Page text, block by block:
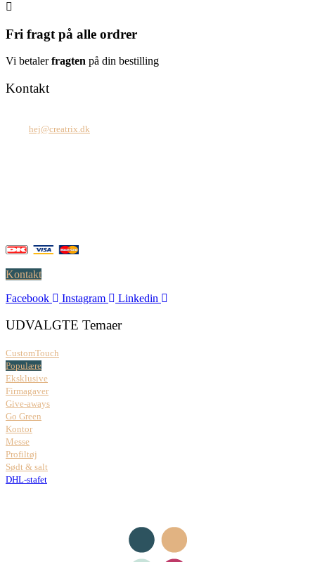
Fri fragt på alle ordrer
Vi betalerfragten på din bestilling
Kontakt
hej@creatrix.dk
Kontakt
Facebook
Instagram Linkedin
UDVALGTE Temaer
CustomTouch
Populære
Eksklusive
Firmagaver
Give-aways
Go Green
Kontor
Messe
Profiltøj
Sødt & salt
DHL-stafet